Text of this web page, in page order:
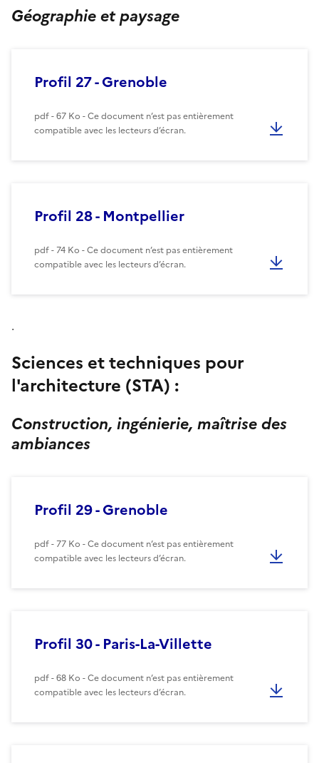
Géographie et paysage
Profil 27 - Grenoble
pdf - 67 Ko - Ce document n’est pas entièrement
compatible avec les lecteurs d’écran.
Profil 28 - Montpellier
pdf - 74 Ko - Ce document n’est pas entièrement
compatible avec les lecteurs d’écran.
.
Sciences et techniques pour
l'architecture (STA) :
Construction, ingénierie, maîtrise des
ambiances
Profil 29 - Grenoble
pdf - 77 Ko - Ce document n’est pas entièrement
compatible avec les lecteurs d’écran.
Profil 30 - Paris-La-Villette
pdf - 68 Ko - Ce document n’est pas entièrement
compatible avec les lecteurs d’écran.